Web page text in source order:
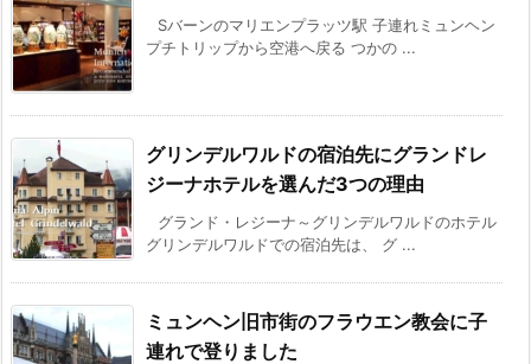
Sバーンのマリエンプラッツ駅 子連れミュンヘン
プチトリップから空港へ戻る つかの ...
グリンデルワルドの宿泊先にグランドレ
ジーナホテルを選んだ3つの理由
グランド・レジーナ～グリンデルワルドのホテル
グリンデルワルドでの宿泊先は、 グ ...
ミュンヘン旧市街のフラウエン教会に子
連れで登りました